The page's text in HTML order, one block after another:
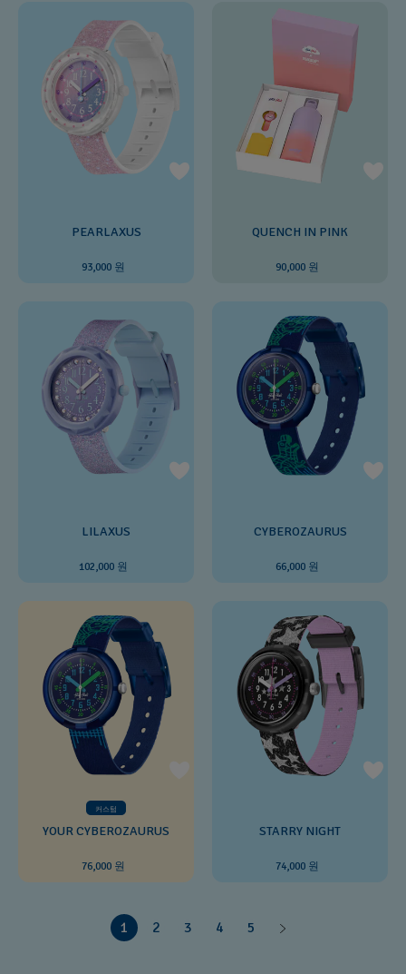
PEARLAXUS
93,000 원
QUENCH IN PINK
90,000 원
LILAXUS
102,000 원
CYBEROZAURUS
66,000 원
커스텀
YOUR CYBEROZAURUS
76,000 원
STARRY NIGHT
74,000 원
1 2 3 4 5